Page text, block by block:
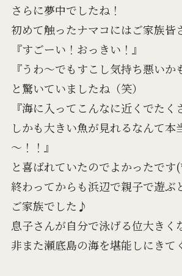
さらに夢中でしたね！
初めて触ったナマコにはご家族皆
『すごーい！おっきい！』
『うわ～でもすこし気持ち悪いか
と驚いていましたね（笑）
『海に入ってこんなに近くでたく
しかも大きい魚が見れるなんて本
～！！』
と喜ばれていたのでよかったで
終わってからも浜辺で親子で遊ぶ
ご家族でした♪
息子さんが自分で泳げる位大きく
非また瀬底島の海を堪能しにきて